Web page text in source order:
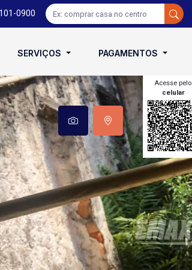
0900
SERVIÇOS PAGAMENTOS
Acesse pelo
celular